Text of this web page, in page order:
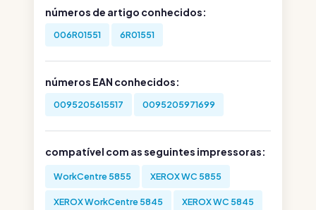
números de artigo conhecidos:
006R01551 6R01551
números EAN conhecidos:
0095205615517 0095205971699
compatível com as seguintes impressoras:
WorkCentre 5855 XEROX WC 5855
XEROX WorkCentre 5845 XEROX WC 5845